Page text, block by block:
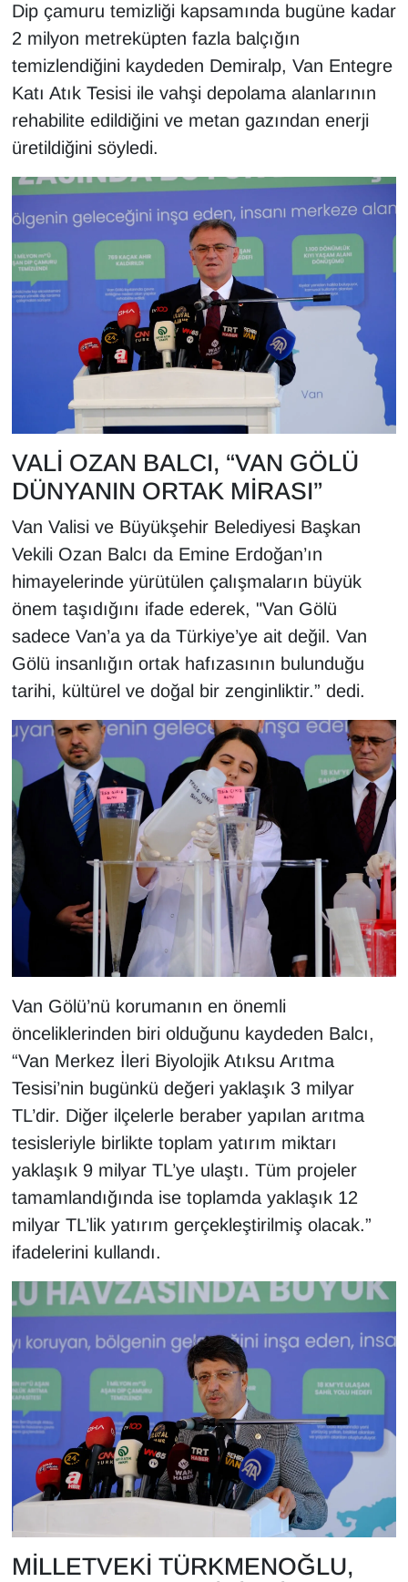
Dip çamuru temizliği kapsamında bugüne kadar
2 milyon metreküpten fazla balçığın
temizlendiğini kaydeden Demiralp, Van Entegre
Katı Atık Tesisi ile vahşi depolama alanlarının
rehabilite edildiğini ve metan gazından enerji
üretildiğini söyledi.
VALİ OZAN BALCI, “VAN GÖLÜ
DÜNYANIN ORTAK MİRASI”
Van Valisi ve Büyükşehir Belediyesi Başkan
Vekili Ozan Balcı da Emine Erdoğan’ın
himayelerinde yürütülen çalışmaların büyük
önem taşıdığını ifade ederek, "Van Gölü
sadece Van’a ya da Türkiye’ye ait değil. Van
Gölü insanlığın ortak hafızasının bulunduğu
tarihi, kültürel ve doğal bir zenginliktir.” dedi.
Van Gölü’nü korumanın en önemli
önceliklerinden biri olduğunu kaydeden Balcı,
“Van Merkez İleri Biyolojik Atıksu Arıtma
Tesisi’nin bugünkü değeri yaklaşık 3 milyar
TL’dir. Diğer ilçelerle beraber yapılan arıtma
tesisleriyle birlikte toplam yatırım miktarı
yaklaşık 9 milyar TL’ye ulaştı. Tüm projeler
tamamlandığında ise toplamda yaklaşık 12
milyar TL’lik yatırım gerçekleştirilmiş olacak.”
ifadelerini kullandı.
MİLLETVEKİ TÜRKMENOĞLU,